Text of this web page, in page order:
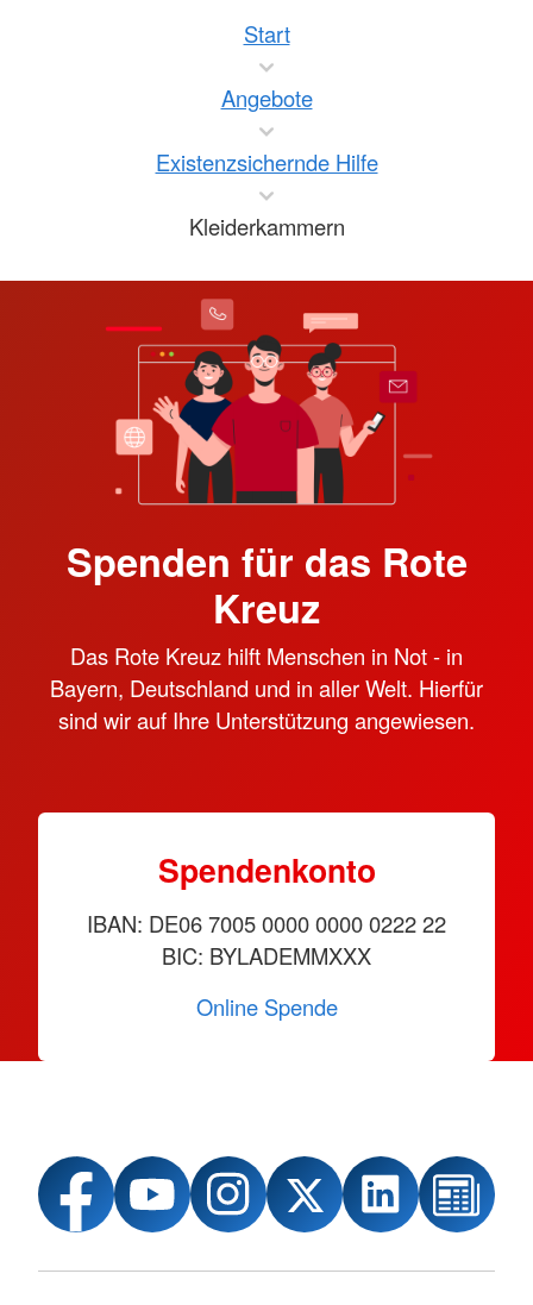
Start
Angebote
Existenzsichernde Hilfe
Kleiderkammern
Spenden für das Rote
Kreuz
Das Rote Kreuz hilft Menschen in Not - in
Bayern, Deutschland und in aller Welt. Hierfür
sind wir auf Ihre Unterstützung angewiesen.
Spendenkonto
IBAN: DE06 7005 0000 0000 0222 22
BIC: BYLADEMMXXX
Online Spende